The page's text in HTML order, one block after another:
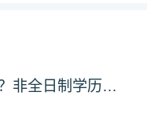
2026中级注安年限怎么算？非全日制学历能用吗？